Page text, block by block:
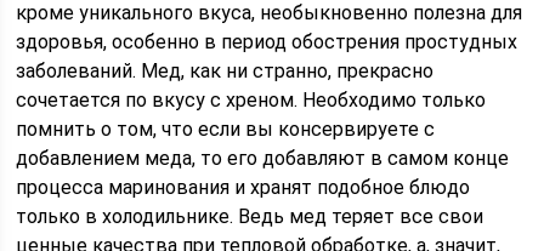
кроме уникального вкуса, необыкновенно полезна для
здоровья, особенно в период обострения простудных
заболеваний. Мед, как ни странно, прекрасно
сочетается по вкусу с хреном. Необходимо только
помнить о том, что если вы консервируете с
добавлением меда, то его добавляют в самом конце
процесса маринования и хранят подобное блюдо
только в холодильнике. Ведь мед теряет все свои
ценные качества при тепловой обработке, а, значит,